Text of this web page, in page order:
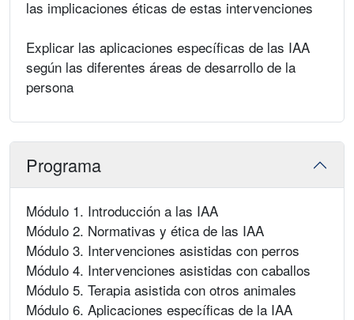
las implicaciones éticas de estas intervenciones
Explicar las aplicaciones específicas de las IAA
según las diferentes áreas de desarrollo de la
persona
Programa
Módulo 1. Introducción a las IAA
Módulo 2. Normativas y ética de las IAA
Módulo 3. Intervenciones asistidas con perros
Módulo 4. Intervenciones asistidas con caballos
Módulo 5. Terapia asistida con otros animales
Módulo 6. Aplicaciones específicas de la IAA